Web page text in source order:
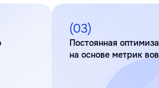
(03)
Постоянная
на основе метрик